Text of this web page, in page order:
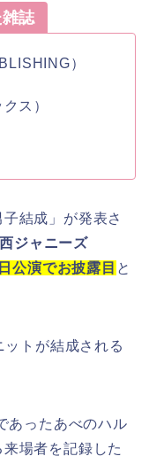
雑誌
）
ス）
子結成 」が発表さ
ジャニーズ
公演でお披露目 と
トが結成される
あったあべのハル
場者を記録した